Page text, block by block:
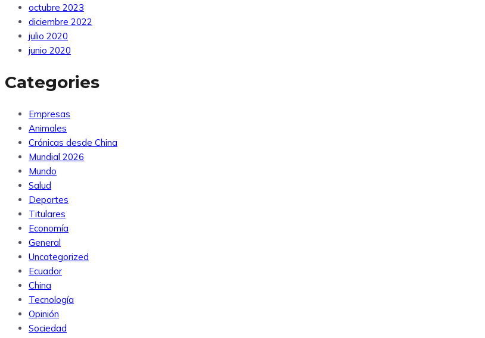
octubre 2023
diciembre 2022
julio 2020
junio 2020
Categories
Empresas
Animales
Crónicas desde China
Mundial 2026
Mundo
Salud
Deportes
Titulares
Economía
General
Uncategorized
Ecuador
China
Tecnología
Opinión
Sociedad